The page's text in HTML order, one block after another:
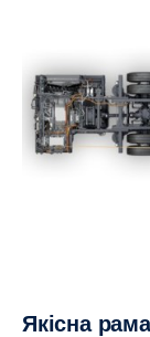
Якісна